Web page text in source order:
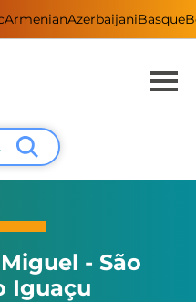
ArmenianAzerbaijaniBasque
- São
Iguaçu